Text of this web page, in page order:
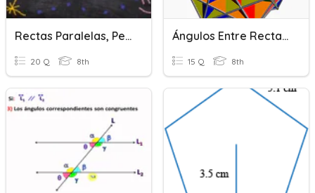
Rectas Paralelas, Perpendiculares Y Secantes.
20 Q 8th
Ángulos Entre Rectas Paralelas
15 Q 8th